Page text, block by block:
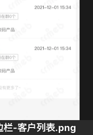
栏-客户列表.png